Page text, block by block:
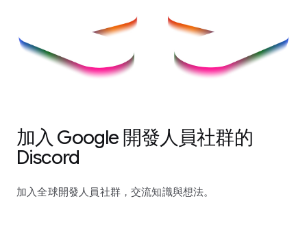
加入 Google 開發人員社群的
Discord
加入全球開發人員社群，交流知識與想法。